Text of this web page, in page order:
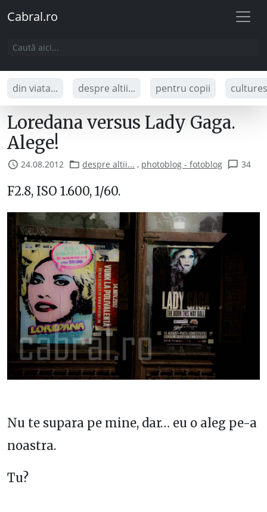
Cabral.ro
din viata... despre altii... pentru copii
Loredana versus Lady Gaga.
Alege!
24.08.2012 despre altii... , photoblog - fotoblog 34
F2.8, ISO 1.600, 1/60.
Nu te supara pe mine, dar… eu o aleg pe-a
noastra.
Tu?